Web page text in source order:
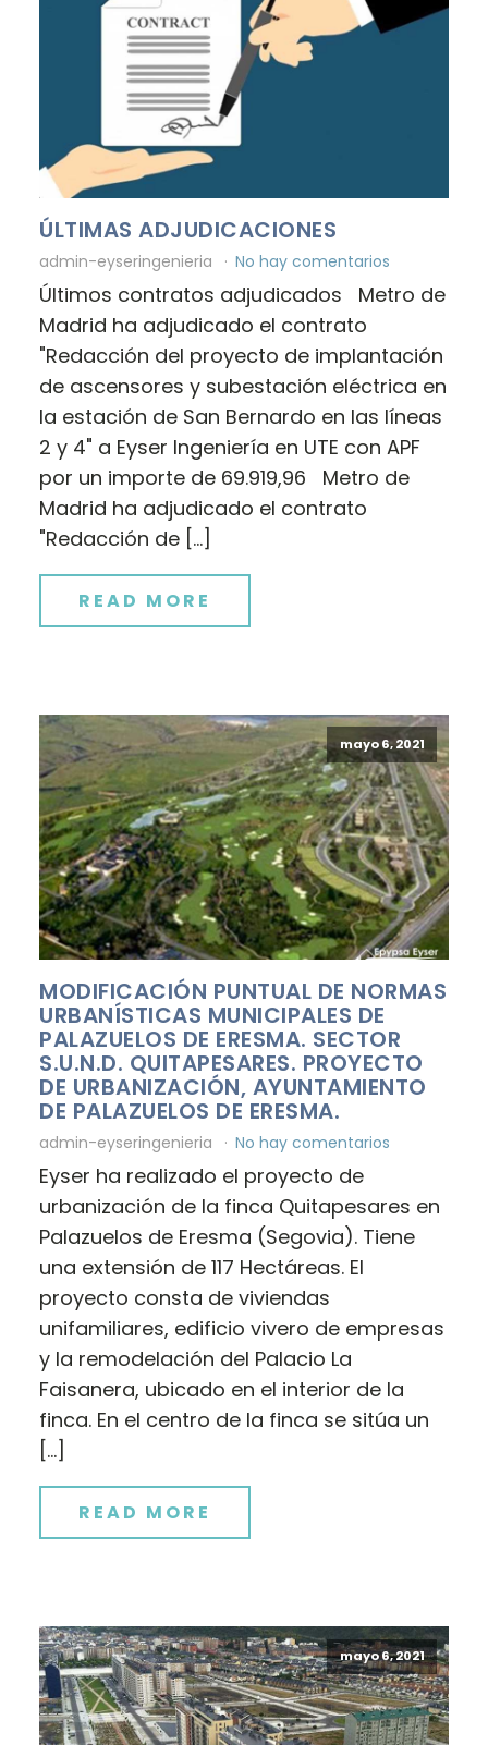
ÚLTIMAS ADJUDICACIONES
admin-eyseringenieria No hay comentarios
Últimos contratos adjudicados Metro de
Madrid ha adjudicado el contrato
"Redacción del proyecto de implantación
de ascensores y subestación eléctrica en
la estación de San Bernardo en las líneas
2 y 4" a Eyser Ingeniería en UTE con APF
por un importe de 69.919,96 Metro de
Madrid ha adjudicado el contrato
"Redacción de […]
READ MORE
mayo 6, 2021
MODIFICACIÓN PUNTUAL DE NORMAS
URBANÍSTICAS MUNICIPALES DE
PALAZUELOS DE ERESMA. SECTOR
S.U.N.D. QUITAPESARES. PROYECTO
DE URBANIZACIÓN, AYUNTAMIENTO
DE PALAZUELOS DE ERESMA.
admin-eyseringenieria No hay comentarios
Eyser ha realizado el proyecto de
urbanización de la finca Quitapesares en
Palazuelos de Eresma (Segovia). Tiene
una extensión de 117 Hectáreas. El
proyecto consta de viviendas
unifamiliares, edificio vivero de empresas
y la remodelación del Palacio La
Faisanera, ubicado en el interior de la
finca. En el centro de la finca se sitúa un
[…]
READ MORE
mayo 6, 2021